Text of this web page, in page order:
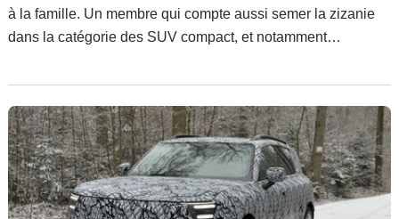
à la famille. Un membre qui compte aussi semer la zizanie
dans la catégorie des SUV compact, et notamment